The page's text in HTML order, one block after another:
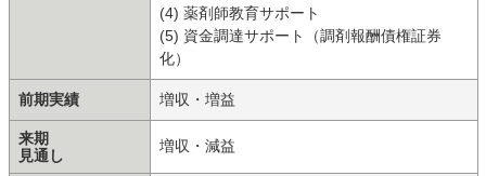
(4) 薬剤師教育サポート
(5) 資金調達サポート（調剤報酬債権証券
化）
前期実績 増収・増益
来期
見通し
増収・減益